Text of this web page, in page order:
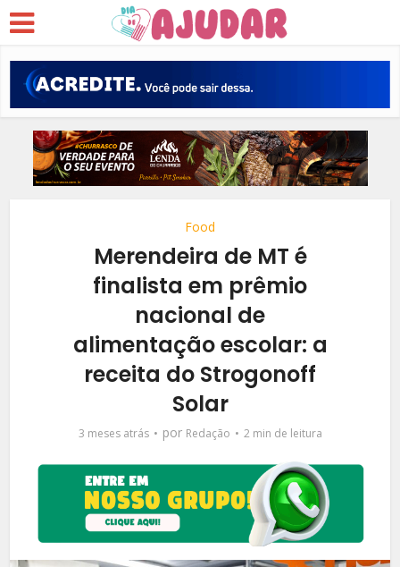
Food
Merendeira de MT é
finalista em prêmio
nacional de
alimentação escolar: a
receita do Strogonoff
Solar
3 meses atrás por Redação 2 min de leitura